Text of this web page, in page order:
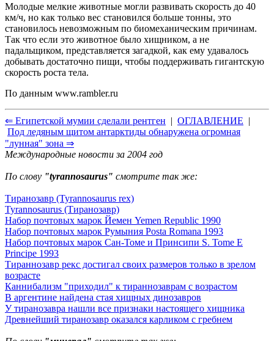
Молодые мелкие животные могли развивать скорость до 40
км/ч, но как только вес становился больше тонны, это
становилось невозможным по биомеханическим причинам.
Так что если это животное было хищником, а не
падальщиком, представляется загадкой, как ему удавалось
добывать достаточно пищи, чтобы поддерживать гигантскую
скорость роста тела.
По данным www.rambler.ru
⇐ Египетской мумии сделали рентген | ОГЛАВЛЕНИЕ |
Под ледяным щитом антарктиды обнаружена огромная
"лунная" зона ⇒
Международные новости за 2004 год
По слову "tyrannosaurus" смотрите так же:
Тиранозавр (Tyrannosaurus rex)
Tyrannosaurus (Тиранозавр)
Набор почтовых марок Йемен Yemen Republic 1990
Набор почтовых марок Румыния Posta Romana 1993
Набор почтовых марок Сан-Томе и Принсипи S. Tome E
Principe 1993
Тираннозавр рекс достигал своих размеров только в зрелом
возрасте
Каннибализм "приходил" к тираннозаврам с возрастом
В аргентине найдена стая хищных динозавров
У тиранозавра нашли все признаки настоящего хищника
Древнейший тиранозавр оказался карликом с гребнем